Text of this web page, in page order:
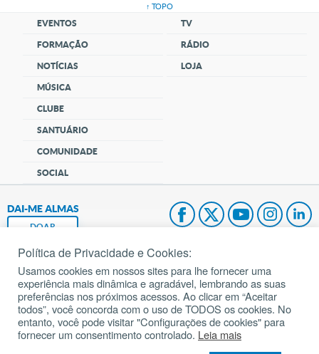
↑ TOPO
EVENTOS
FORMAÇÃO
NOTÍCIAS
MÚSICA
CLUBE
SANTUÁRIO
COMUNIDADE
SOCIAL
TV
RÁDIO
LOJA
DAI-ME ALMAS
DOAR
Fundação João Paulo II
Pedido de Oração
Mapa do site
Política de Privacidade e Cookies:
Usamos cookies em nossos sites para lhe fornecer uma
experiência mais dinâmica e agradável, lembrando as suas
preferências nos próximos acessos. Ao clicar em “Aceitar
todos”, você concorda com o uso de TODOS os cookies. No
entanto, você pode visitar "Configurações de cookies" para
fornecer um consentimento controlado. Leia mais